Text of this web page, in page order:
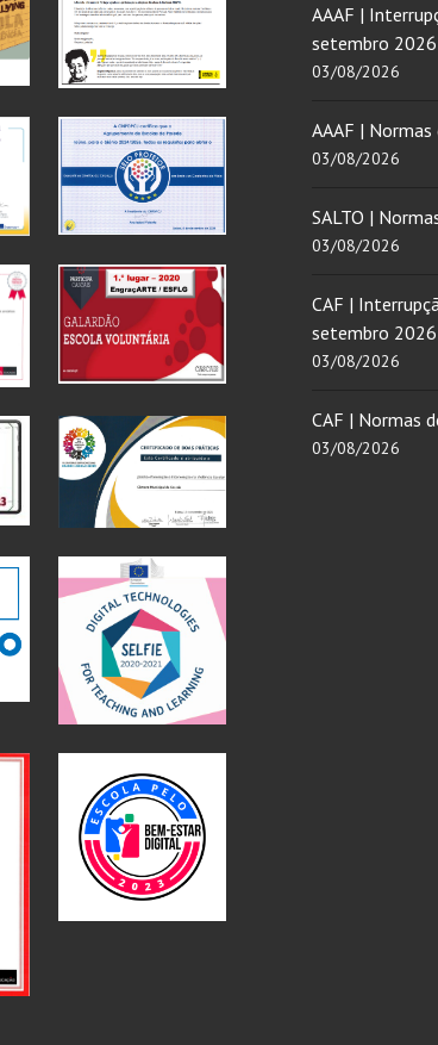
AAAF |
setembro 2026
03/08/2026
AAAF |
03/08/2026
SALTO |
03/08/2026
CAF |
setembro 2026
03/08/2026
CAF | Normas
03/08/2026